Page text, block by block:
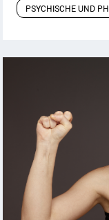
PSYCHISCHE UND